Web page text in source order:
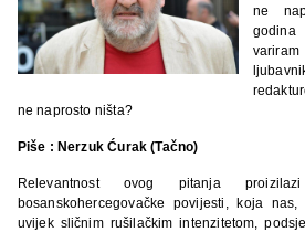
ne
godina
ne naprosto ništa?
Piše : Nerzuk Ćurak (Tačno)
Relevantnost ovog pitanja
bosanskohercegovačke povijesti, koja
uvijek sličnim rušilačkim intenzitetom,